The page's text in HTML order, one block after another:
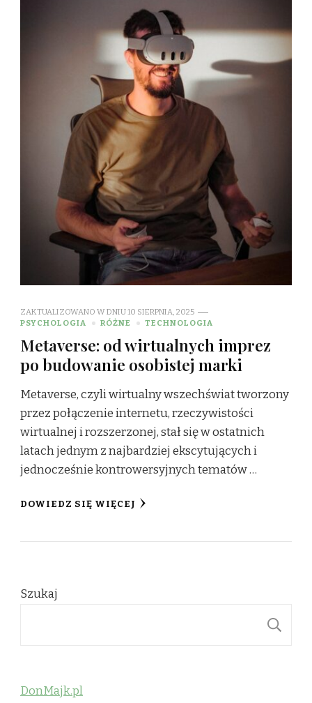
ZAKTUALIZOWANO W DNIU10 SIERPNIA, 2025
PSYCHOLOGIA
RÓŻNE TECHNOLOGIA
Metaverse: od wirtualnych imprez
po budowanie osobistej marki
Metaverse, czyli wirtualny wszechświat tworzony
przez połączenie internetu, rzeczywistości
wirtualnej i rozszerzonej, stał się w ostatnich
latach jednym z najbardziej ekscytujących i
jednocześnie kontrowersyjnych tematów …
DOWIEDZ SIĘ WIĘCEJ
Szukaj
DonMajk.pl